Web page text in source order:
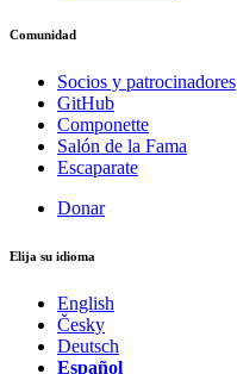
Comunidad
Socios y patrocinadores
GitHub
Componette
Salón de la Fama
Escaparate
Donar
Elija su idioma
English
Česky
Deutsch
Español